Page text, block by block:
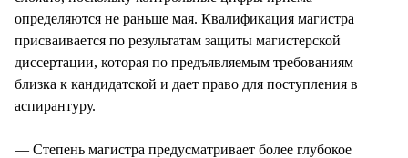
определяются не раньше мая. Квалификация магистра
присваивается по результатам защиты магистерской
диссертации, которая по предъявляемым требованиям
близка к кандидатской и дает право для поступления в
аспирантуру.
— Степень магистра предусматривает более глубокое